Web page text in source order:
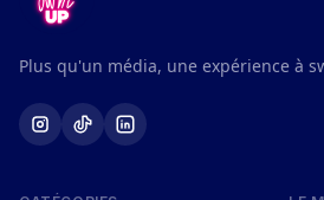
Plus qu'un média, une expérience à